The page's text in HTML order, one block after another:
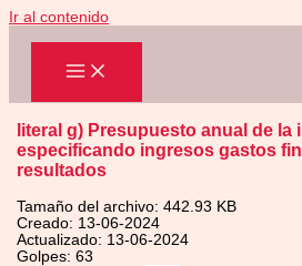
Ir al contenido
literal g) Presupuesto anual de la
especificando ingresos gastos
resultados
Tamaño del archivo: 442.93 KB
Creado: 13-06-2024
Actualizado: 13-06-2024
Golpes: 63